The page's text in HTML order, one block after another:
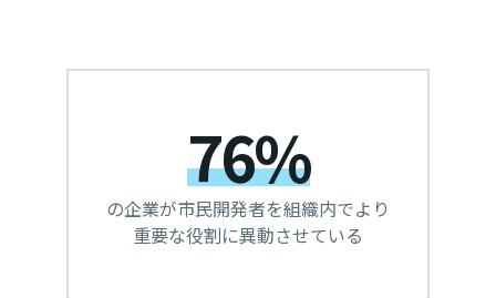
76%
の企業が市民開発者を組織内でより
重要な役割に異動させている